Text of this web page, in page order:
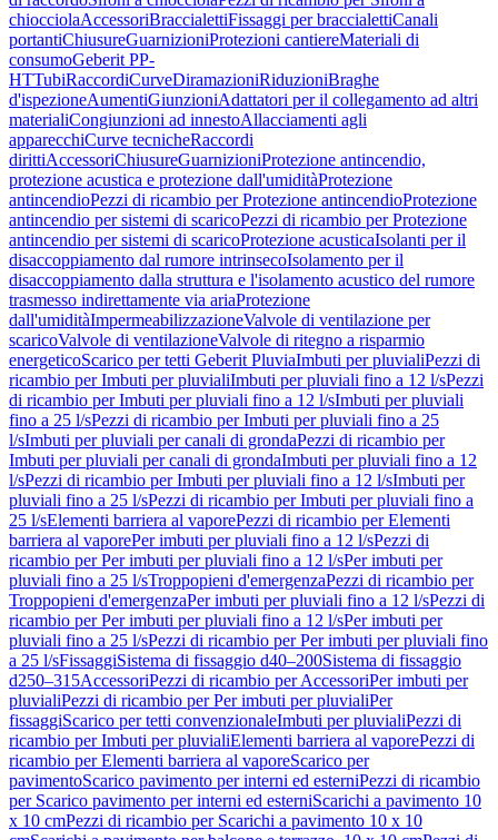
chiocciolaAccessoriBraccialettiFissaggi per braccialettiCanali
portantiChiusureGuarnizioniProtezioni cantiereMateriali di
consumoGeberit PP-
HTTubiRaccordiCurveDiramazioniRiduzioniBraghe
d'ispezioneAumentiGiunzioniAdattatori per il collegamento ad altri
materialiCongiunzioni ad innestoAllacciamenti agli
apparecchiCurve tecnicheRaccordi
dirittiAccessoriChiusureGuarnizioniProtezione antincendio,
protezione acustica e protezione dall'umiditàProtezione
antincendioPezzi di ricambio per Protezione antincendioProtezione
antincendio per sistemi di scaricoPezzi di ricambio per Protezione
antincendio per sistemi di scaricoProtezione acusticaIsolanti per il
disaccoppiamento dal rumore intrinsecoIsolamento per il
disaccoppiamento dalla struttura e l'isolamento acustico del rumore
trasmesso indirettamente via ariaProtezione
dall'umiditàImpermeabilizzazioneValvole di ventilazione per
scaricoValvole di ventilazioneValvole di ritegno a risparmio
energeticoScarico per tetti Geberit PluviaImbuti per pluvialiPezzi di
ricambio per Imbuti per pluvialiImbuti per pluviali fino a 12 l/sPezzi
di ricambio per Imbuti per pluviali fino a 12 l/sImbuti per pluviali
fino a 25 l/sPezzi di ricambio per Imbuti per pluviali fino a 25
l/sImbuti per pluviali per canali di grondaPezzi di ricambio per
Imbuti per pluviali per canali di grondaImbuti per pluviali fino a 12
l/sPezzi di ricambio per Imbuti per pluviali fino a 12 l/sImbuti per
pluviali fino a 25 l/sPezzi di ricambio per Imbuti per pluviali fino a
25 l/sElementi barriera al vaporePezzi di ricambio per Elementi
barriera al vaporePer imbuti per pluviali fino a 12 l/sPezzi di
ricambio per Per imbuti per pluviali fino a 12 l/sPer imbuti per
pluviali fino a 25 l/sTroppopieni d'emergenzaPezzi di ricambio per
Troppopieni d'emergenzaPer imbuti per pluviali fino a 12 l/sPezzi di
ricambio per Per imbuti per pluviali fino a 12 l/sPer imbuti per
pluviali fino a 25 l/sPezzi di ricambio per Per imbuti per pluviali fino
a 25 l/sFissaggiSistema di fissaggio d40–200Sistema di fissaggio
d250–315AccessoriPezzi di ricambio per AccessoriPer imbuti per
pluvialiPezzi di ricambio per Per imbuti per pluvialiPer
fissaggiScarico per tetti convenzionaleImbuti per pluvialiPezzi di
ricambio per Imbuti per pluvialiElementi barriera al vaporePezzi di
ricambio per Elementi barriera al vaporeScarico per
pavimentoScarico pavimento per interni ed esterniPezzi di ricambio
per Scarico pavimento per interni ed esterniScarichi a pavimento 10
x 10 cmPezzi di ricambio per Scarichi a pavimento 10 x 10